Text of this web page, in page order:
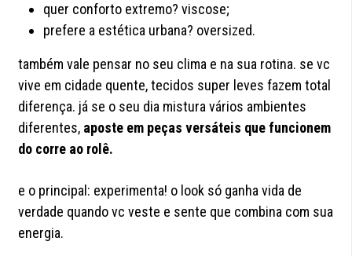
quer conforto extremo? viscose;
prefere a estética urbana? oversized.
também vale pensar no seu clima e na sua rotina. se vc
vive em cidade quente, tecidos super leves fazem total
diferença. já se o seu dia mistura vários ambientes
diferentes, aposte em peças versáteis que funcionem
do corre ao rolê.
e o principal: experimenta! o look só ganha vida de
verdade quando vc veste e sente que combina com sua
energia.